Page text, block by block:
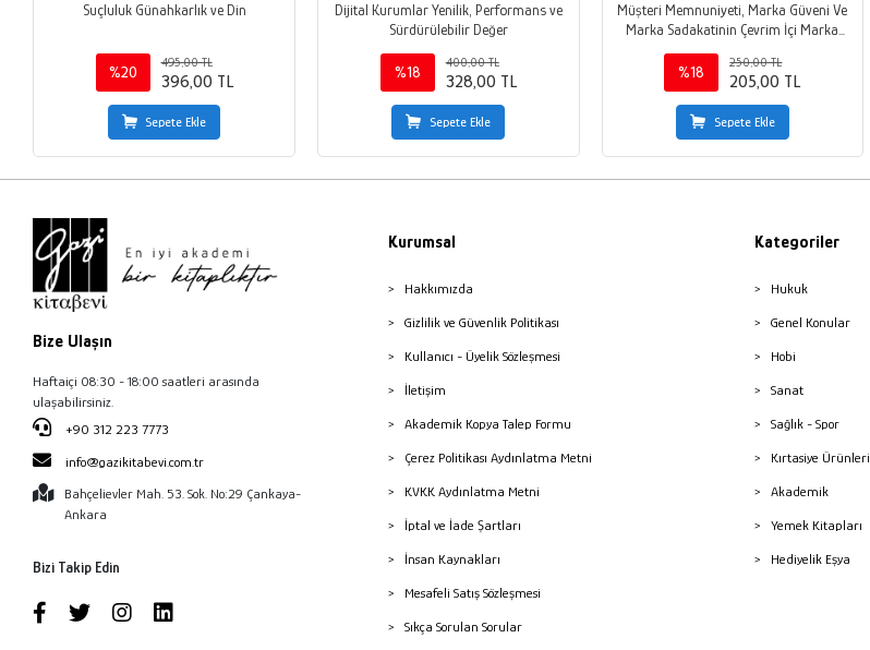
Suçluluk Günahkarlık ve Din
%20
495,00 TL
396,00 TL
Sepete Ekle
Dijital Kurumlar Yenilik, Performans ve
Sürdürülebilir Değer
%18
400,00 TL
328,00 TL
Sepete Ekle
Müşteri Memnuniyeti, Marka Güveni Ve
Marka Sadakatinin Çevrim İçi Marka
Savunuculuğu Üzerindeki Etkisi
%18
250,00 TL
205,00 TL
Sepete Ekle
Bize Ulaşın
Haftaiçi 08:30 - 18:00 saatleri arasında
ulaşabilirsiniz.
+90 312 223 7773
info@gazikitabevi.com.tr
Bahçelievler Mah. 53. Sok. No:29 Çankaya-
Ankara
Bizi Takip Edin
Kurumsal
Hakkımızda
Gizlilik ve Güvenlik Politikası
Kullanıcı - Üyelik Sözleşmesi
İletişim
Akademik Kopya Talep Formu
Çerez Politikası Aydınlatma Metni
KVKK Aydınlatma Metni
İptal ve İade Şartları
İnsan Kaynakları
Mesafeli Satış Sözleşmesi
Sıkça Sorulan Sorular
Kategoriler
Hukuk
Genel Konular
Hobi
Sanat
Sağlık - Spor
Kırtasiye Ürünleri
Akademik
Yemek Kitapları
Hediyelik Eşya